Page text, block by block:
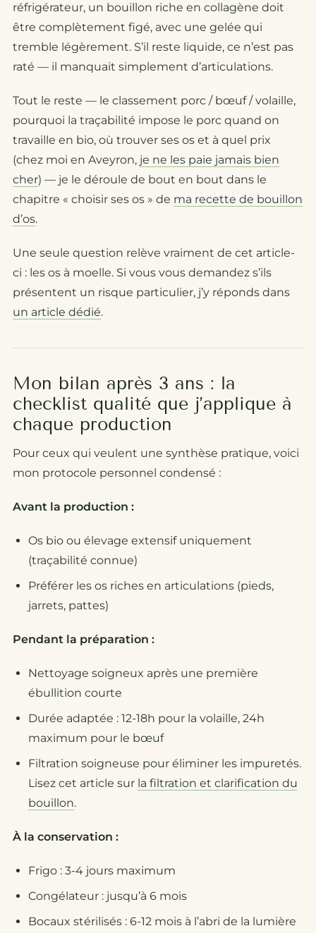
réfrigérateur, un bouillon riche en collagène doit
être complètement figé, avec une gelée qui
tremble légèrement. S’il reste liquide, ce n’est pas
raté — il manquait simplement d’articulations.
Tout le reste — le classement porc / bœuf / volaille,
pourquoi la traçabilité impose le porc quand on
travaille en bio, où trouver ses os et à quel prix
(chez moi en Aveyron, je ne les paie jamais bien
cher) — je le déroule de bout en bout dans le
chapitre « choisir ses os » de ma recette de bouillon
d’os.
Une seule question relève vraiment de cet article-
ci : les os à moelle. Si vous vous demandez s’ils
présentent un risque particulier, j’y réponds dans
un article dédié.
Mon bilan après 3 ans : la
checklist qualité que j’applique à
chaque production
Pour ceux qui veulent une synthèse pratique, voici
mon protocole personnel condensé :
Avant la production :
Os bio ou élevage extensif uniquement
(traçabilité connue)
Préférer les os riches en articulations (pieds,
jarrets, pattes)
Pendant la préparation :
Nettoyage soigneux après une première
ébullition courte
Durée adaptée : 12-18h pour la volaille, 24h
maximum pour le bœuf
Filtration soigneuse pour éliminer les impuretés.
Lisez cet article sur la filtration et clarification du
bouillon.
À la conservation :
Frigo : 3-4 jours maximum
Congélateur : jusqu’à 6 mois
Bocaux stérilisés : 6-12 mois à l’abri de la lumière